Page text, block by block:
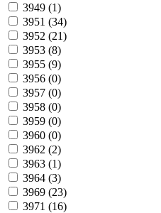
3949 (1)
3951 (34)
3952 (21)
3953 (8)
3955 (9)
3956 (0)
3957 (0)
3958 (0)
3959 (0)
3960 (0)
3962 (2)
3963 (1)
3964 (3)
3969 (23)
3971 (16)